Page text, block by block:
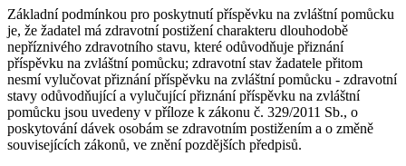
Základní podmínkou pro poskytnutí příspěvku na zvláštní pomůcku
je, že žadatel má zdravotní postižení charakteru dlouhodobě
nepříznivého zdravotního stavu, které odůvodňuje přiznání
příspěvku na zvláštní pomůcku; zdravotní stav žadatele přitom
nesmí vylučovat přiznání příspěvku na zvláštní pomůcku - zdravotní
stavy odůvodňující a vylučující přiznání příspěvku na zvláštní
pomůcku jsou uvedeny v příloze k zákonu č. 329/2011 Sb., o
poskytování dávek osobám se zdravotním postižením a o změně
souvisejících zákonů, ve znění pozdějších předpisů.